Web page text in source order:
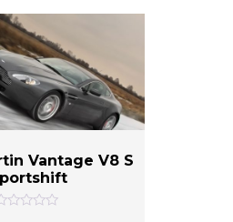
Vantage V8 S